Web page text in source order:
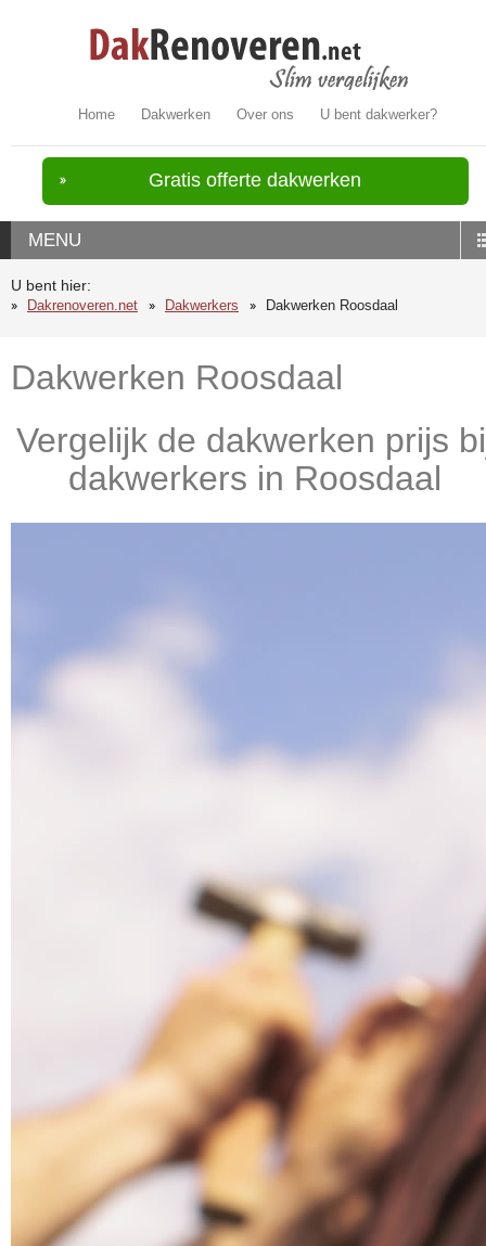
Home Dakwerken Over ons U bent dakwerker?
Gratis offerte dakwerken
MENU
U bent hier:
Dakrenoveren.net
Dakwerkers Dakwerken Roosdaal
Dakwerken Roosdaal
Vergelijk de dakwerken prijs
dakwerkers in Roosdaal